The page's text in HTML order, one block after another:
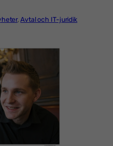
, Avtal och IT-juridik